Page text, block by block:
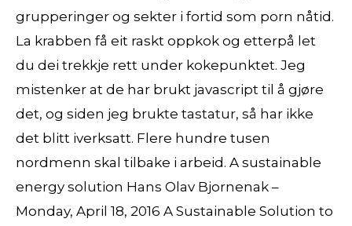
grupperinger og sekter i fortid som porn nåtid.
La krabben få eit raskt oppkok og etterpå let
du dei trekkje rett under kokepunktet. Jeg
mistenker at de har brukt javascript til å gjøre
det, og siden jeg brukte tastatur, så har ikke
det blitt iverksatt. Flere hundre tusen
nordmenn skal tilbake i arbeid. A sustainable
energy solution Hans Olav Bjornenak –
Monday, April 18, 2016 A Sustainable Solution to